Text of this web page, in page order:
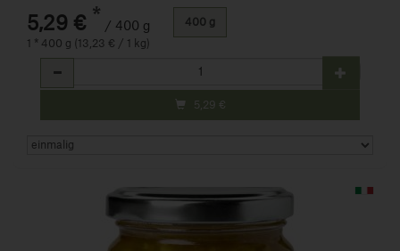
5,29 € * / 400 g
1 * 400 g (13,23 € / 1 kg)
400 g
Anzahl
5,29 €